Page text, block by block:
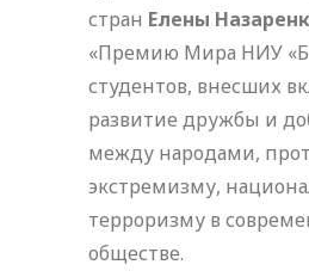
стран Елены
«Премию Мира НИУ
студентов, внесших
развитие дружбы и
между народами,
экстремизму,
терроризму в
обществе.